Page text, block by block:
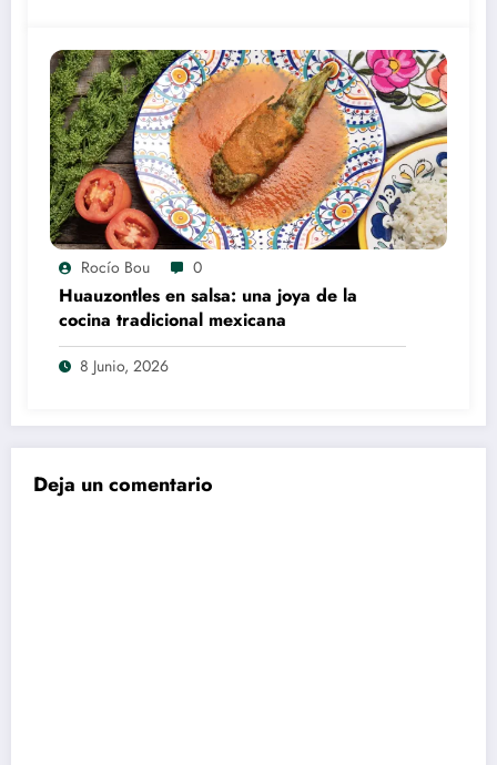
Rocío Bou 0
Huauzontles en salsa: una joya de la
cocina tradicional mexicana
8 Junio, 2026
Deja un comentario